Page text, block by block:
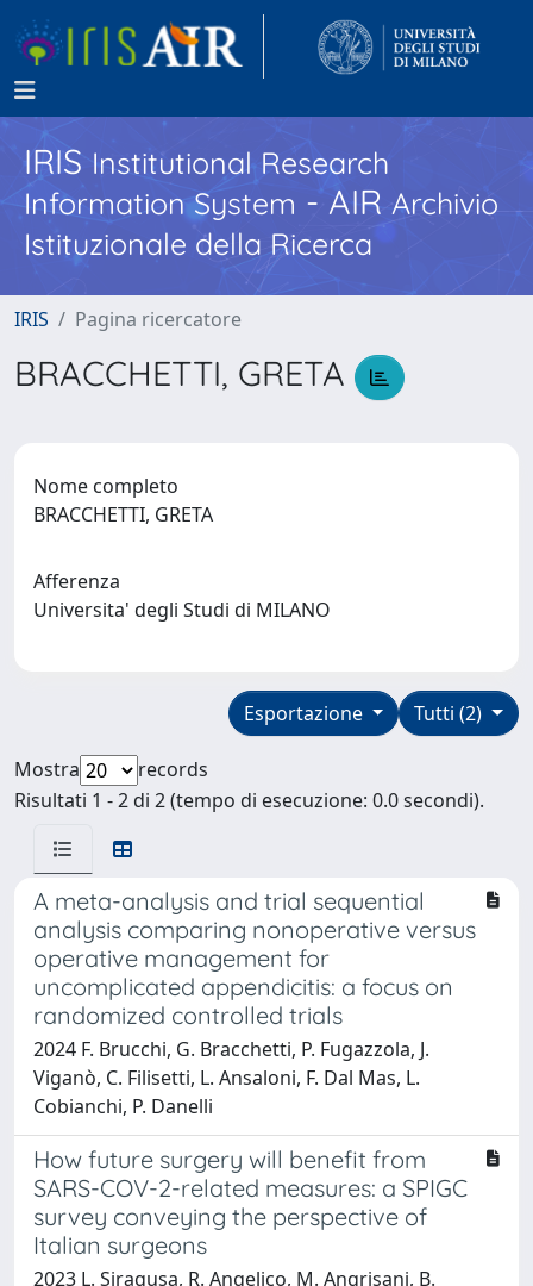
IRISInstitutional Research
Information System - AIR Archivio
Istituzionale della Ricerca
IRIS Pagina ricercatore
BRACCHETTI, GRETA
Nome completo
BRACCHETTI, GRETA
Afferenza
Universita' degli Studi di MILANO
Tutti (2)
Esportazione
Mostra
records
Risultati 1 - 2 di 2 (tempo di esecuzione: 0.0 secondi).
A meta-analysis and trial sequential
analysis comparing nonoperative versus
operative management for
uncomplicated appendicitis: a focus on
randomized controlled trials
2024 F. Brucchi, G. Bracchetti, P. Fugazzola, J.
Viganò, C. Filisetti, L. Ansaloni, F. Dal Mas, L.
Cobianchi, P. Danelli
How future surgery will benefit from
SARS-COV-2-related measures: a SPIGC
survey conveying the perspective of
Italian surgeons
2023 L. Siragusa, R. Angelico, M. Angrisani, B.